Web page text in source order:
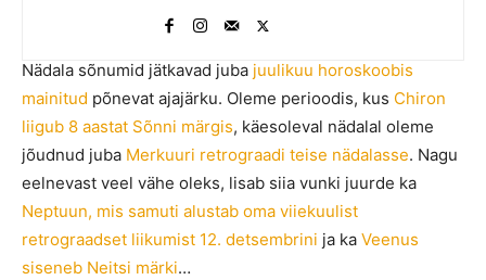
Nädala sõnumid jätkavad juba juulikuu horoskoobis
mainitud põnevat ajajärku. Oleme perioodis, kus Chiron
liigub 8 aastat Sõnni märgis, käesoleval nädalal oleme
jõudnud juba Merkuuri retrograadi teise nädalasse. Nagu
eelnevast veel vähe oleks, lisab siia vunki juurde ka
Neptuun, mis samuti alustab oma viiekuulist
retrograadset liikumist 12. detsembrini ja ka Veenus
siseneb Neitsi märki…